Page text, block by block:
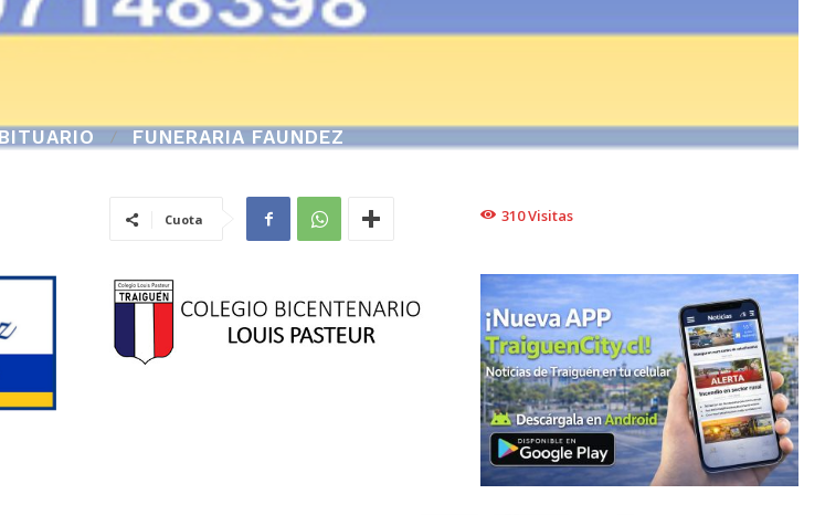
FUNERARIA FAUNDEZ
Cuota 310Visitas